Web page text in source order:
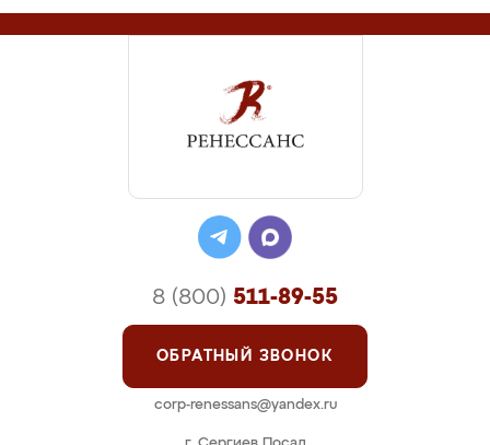
8 (800) 511-89-55
ОБРАТНЫЙ ЗВОНОК
corp-renessans@yandex.ru